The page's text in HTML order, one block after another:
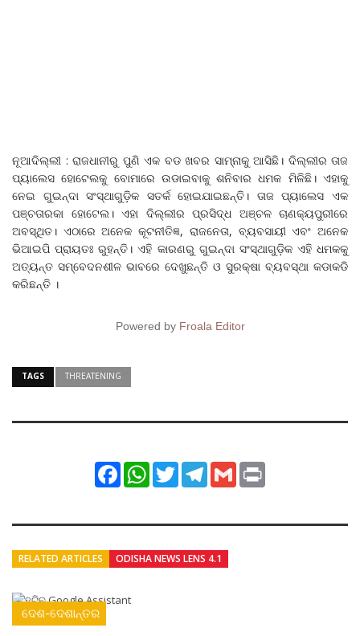
ନୂଆଦିଲ୍ଲୀ : ରାଜଧାନୀରୁ ପୁଣି ଏକ ବଡ ଖବର ସାମ୍ନାକୁ ଆସିଛି। ଦିଲ୍ଲୀର ତାଜ
ପ୍ୟାଲେସ ହୋଟେଲକୁ ବୋମାରେ ଉଡାଇବାକୁ ଶନିବାର ଧମକ ମିଳିଛି। ଏହାକୁ
ନେଇ ଗୁଇନ୍ଦା ସଂସ୍ଥାଗୁଡ଼ିକ ସତର୍କ ହୋଇଯାଇଛନ୍ତି। ତାଜ ପ୍ୟାଲେସ ଏକ
ପଞ୍ଚତାରକା ହୋଟେଲ। ଏହା ଦିଲ୍ଲୀର ପ୍ରସିଦ୍ଧ ଅଞ୍ଚଳ ଚାଣକ୍ୟପୁରୀରେ
ଅବସ୍ଥିତ। ଏଠାରେ ଅନେକ କୂଟନୀତିଜ୍ଞ, ରାଜନେତା, ବ୍ୟବସାୟୀ ଏବଂ ଅନେକ
ଭିଆଇପି ପ୍ରାୟତଃ ରୁହନ୍ତି। ଏହି କାରଣରୁ ଗୁଇନ୍ଦା ସଂସ୍ଥାଗୁଡ଼ିକ ଏହି ଧମକକୁ
ଅତ୍ୟନ୍ତ ସମ୍ବେଦନଶୀଳ ଭାବରେ ଦେଖୁଛନ୍ତି ଓ ସୁରକ୍ଷା ବ୍ୟବସ୍ଥା କଡାକଡି
କରିଛନ୍ତି ।
Powered by Froala Editor
TAGS THREATENING
FacebookWhatsApp
TwitterTelegram
Gmail
RELATED ARTICLES ODISHA NEWS LENS 4.1
ଦେଶ-ଦେଶାନ୍ତର